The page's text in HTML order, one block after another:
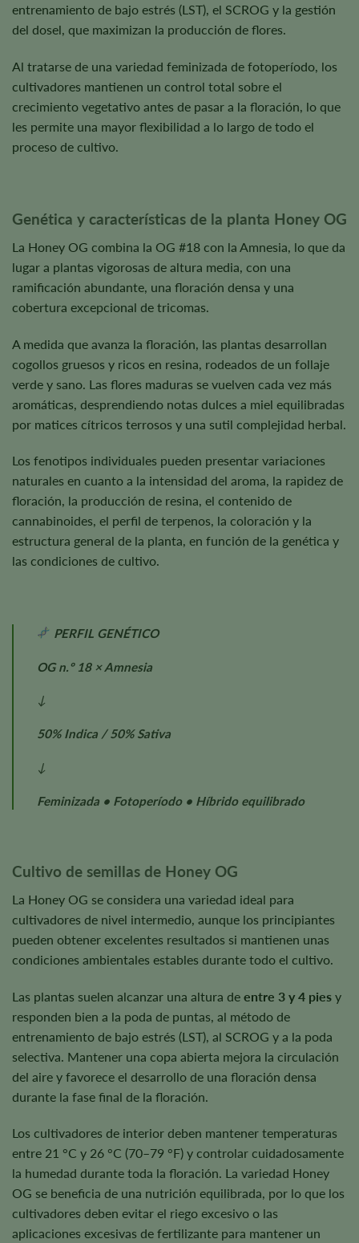
entrenamiento de bajo estrés (LST), el SCROG y la gestión
del dosel, que maximizan la producción de flores.
Al tratarse de una variedad feminizada de fotoperíodo, los
cultivadores mantienen un control total sobre el
crecimiento vegetativo antes de pasar a la floración, lo que
les permite una mayor flexibilidad a lo largo de todo el
proceso de cultivo.
Genética y características de la planta Honey OG
La Honey OG combina la OG #18 con la Amnesia, lo que da
lugar a plantas vigorosas de altura media, con una
ramificación abundante, una floración densa y una
cobertura excepcional de tricomas.
A medida que avanza la floración, las plantas desarrollan
cogollos gruesos y ricos en resina, rodeados de un follaje
verde y sano. Las flores maduras se vuelven cada vez más
aromáticas, desprendiendo notas dulces a miel equilibradas
por matices cítricos terrosos y una sutil complejidad herbal.
Los fenotipos individuales pueden presentar variaciones
naturales en cuanto a la intensidad del aroma, la rapidez de
floración, la producción de resina, el contenido de
cannabinoides, el perfil de terpenos, la coloración y la
estructura general de la planta, en función de la genética y
las condiciones de cultivo.
PERFIL GENÉTICO
OG n.º 18 × Amnesia
↓
50% Indica / 50% Sativa
↓
Feminizada • Fotoperíodo • Híbrido equilibrado
Cultivo de semillas de Honey OG
La Honey OG se considera una variedad ideal para
cultivadores de nivel intermedio, aunque los principiantes
pueden obtener excelentes resultados si mantienen unas
condiciones ambientales estables durante todo el cultivo.
Las plantas suelen alcanzar una altura de entre 3 y 4 pies y
responden bien a la poda de puntas, al método de
entrenamiento de bajo estrés (LST), al SCROG y a la poda
selectiva. Mantener una copa abierta mejora la circulación
del aire y favorece el desarrollo de una floración densa
durante la fase final de la floración.
Los cultivadores de interior deben mantener temperaturas
entre 21 °C y 26 °C (70–79 °F) y controlar cuidadosamente
la humedad durante toda la floración. La variedad Honey
OG se beneficia de una nutrición equilibrada, por lo que los
cultivadores deben evitar el riego excesivo o las
aplicaciones excesivas de fertilizante para mantener un